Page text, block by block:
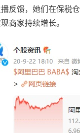
反馈，她们在保税
商家持续增长。